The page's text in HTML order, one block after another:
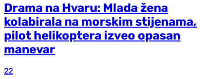
Drama na Hvaru: Mlada žena
kolabirala na morskim stijenama,
pilot helikoptera izveo opasan
manevar
22